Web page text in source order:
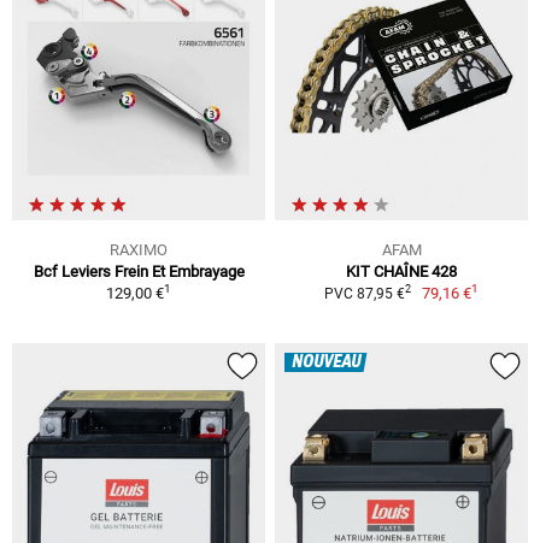
RAXIMO
Bcf Leviers Frein Et Embrayage
129,00 €1
AFAM
KIT CHAÎNE 428
PVC 87,95 €2 79,16 €1
NOUVEAU